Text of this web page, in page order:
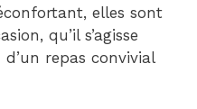
elles sont
qu’il s’agisse
repas convivial